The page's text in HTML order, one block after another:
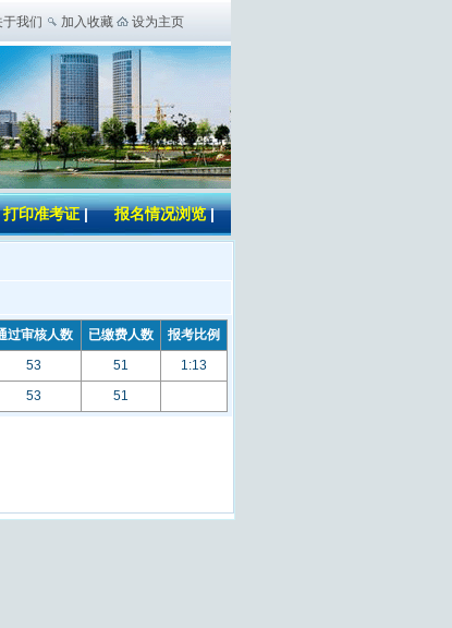
于我们 加入收藏 设为主页
打印准考证 | 报名情况浏览|
过审核人数 已缴费人数
报考比例
53 51
1:13
53 51